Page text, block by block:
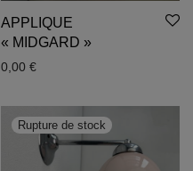
APPLIQUE
« MIDGARD »
0,00 €